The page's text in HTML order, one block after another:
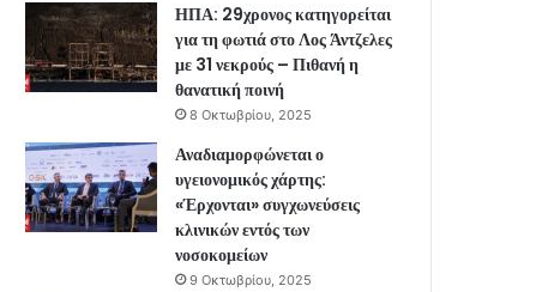
ΗΠΑ: 29χρονος κατηγορείται
για τη φωτιά στο Λος Άντζελες
με 31 νεκρούς – Πιθανή η
θανατική ποινή
8 Οκτωβρίου, 2025
Αναδιαμορφώνεται ο
υγειονομικός χάρτης:
«Έρχονται» συγχωνεύσεις
κλινικών εντός των
νοσοκομείων
9 Οκτωβρίου, 2025